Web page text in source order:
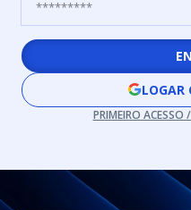
LOGAR
PRIMEIRO ACESSO